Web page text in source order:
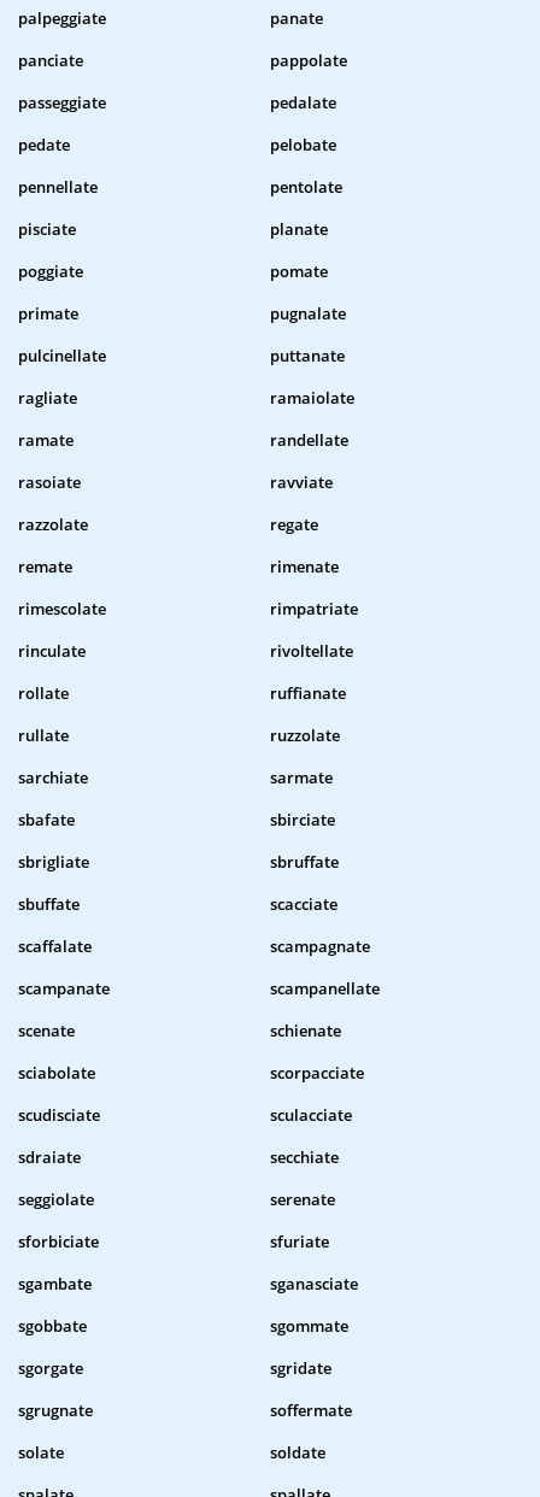
palpeggiate
panate
panciate
pappolate
passeggiate
pedalate
pedate
pelobate
pennellate
pentolate
pisciate
planate
poggiate
pomate
primate
pugnalate
pulcinellate
puttanate
ragliate
ramaiolate
ramate
randellate
rasoiate
ravviate
razzolate
regate
remate
rimenate
rimescolate
rimpatriate
rinculate
rivoltellate
rollate
ruffianate
rullate
ruzzolate
sarchiate
sarmate
sbafate
sbirciate
sbrigliate
sbruffate
sbuffate
scacciate
scaffalate
scampagnate
scampanate
scampanellate
scenate
schienate
sciabolate
scorpacciate
scudisciate
sculacciate
sdraiate
secchiate
seggiolate
serenate
sforbiciate
sfuriate
sgambate
sganasciate
sgobbate
sgommate
sgorgate
sgridate
sgrugnate
soffermate
solate
soldate